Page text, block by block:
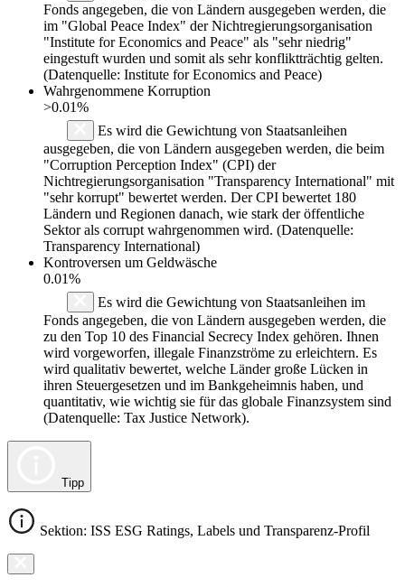
Fonds angegeben, die von Ländern ausgegeben werden, die
im "Global Peace Index" der Nichtregierungsorganisation
"Institute for Economics and Peace" als "sehr niedrig"
eingestuft wurden und somit als sehr konfliktträchtig gelten.
(Datenquelle: Institute for Economics and Peace)
Wahrgenommene Korruption
>0.01%
Es wird die Gewichtung von Staatsanleihen
ausgegeben, die von Ländern ausgegeben werden, die beim
"Corruption Perception Index" (CPI) der
Nichtregierungsorganisation "Transparency International" mit
"sehr korrupt" bewertet werden. Der CPI bewertet 180
Ländern und Regionen danach, wie stark der öffentliche
Sektor als corrupt wahrgenommen wird. (Datenquelle:
Transparency International)
Kontroversen um Geldwäsche
0.01%
Es wird die Gewichtung von Staatsanleihen im
Fonds angegeben, die von Ländern ausgegeben werden, die
zu den Top 10 des Financial Secrecy Index gehören. Ihnen
wird vorgeworfen, illegale Finanzströme zu erleichtern. Es
wird qualitativ bewertet, welche Länder große Lücken in
ihren Steuergesetzen und im Bankgeheimnis haben, und
quantitativ, wie wichtig sie für das globale Finanzsystem sind
(Datenquelle: Tax Justice Network).
Tipp
Sektion: ISS ESG Ratings, Labels und Transparenz-Profil